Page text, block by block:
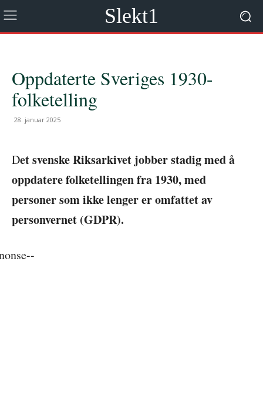
Slekt1
Oppdaterte Sveriges 1930-
folketelling
28. januar 2025
Det svenske Riksarkivet jobber stadig med å
oppdatere folketellingen fra 1930, med
personer som ikke lenger er omfattet av
personvernet (GDPR).